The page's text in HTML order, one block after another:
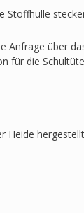
Anfrage über
für die
Heide